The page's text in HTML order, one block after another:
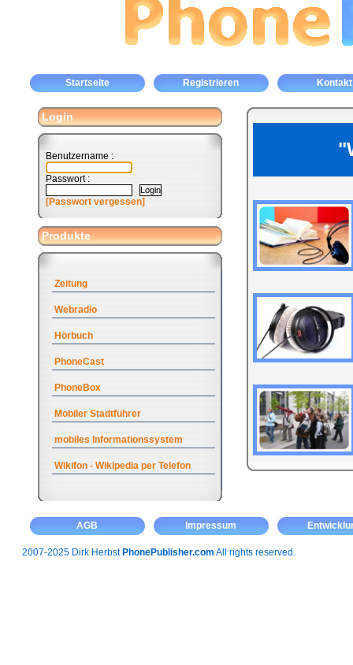
Startseite Registrieren Kontakt
Login
Benutzername :
Passwort :
[Passwort vergessen]
Produkte
Zeitung
Webradio
Hörbuch
PhoneCast
PhoneBox
Mobiler Stadtführer
mobiles Informationssystem
Wikifon - Wikipedia per Telefon
AGB Impressum
2007-2025 Dirk Herbst PhonePublisher.com All rights reserved.